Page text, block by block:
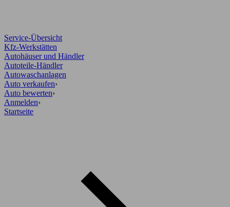
Service-Übersicht
Kfz-Werkstätten
Autohäuser und Händler
Autoteile-Händler
Autowaschanlagen
Auto verkaufen›
Auto bewerten›
Anmelden›
Startseite